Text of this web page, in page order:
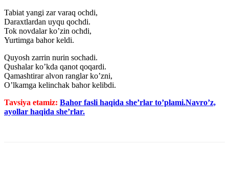
Tabiat yangi zar varaq ochdi,
Daraxtlardan uyqu qochdi.
Tok novdalar ko’zin ochdi,
Yurtimga bahor keldi.
Quyosh zarrin nurin sochadi.
Qushalar ko’kda qanot qoqardi.
Qamashtirar alvon ranglar ko’zni,
O’lkamga kelinchak bahor kelibdi.
Tavsiya etamiz: Bahor fasli haqida she’rlar to’plami.Navro’z,
ayollar haqida she’rlar.